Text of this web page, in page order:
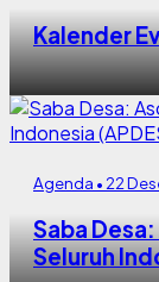
Kalender
Agenda • 22
Saba
Seluruh